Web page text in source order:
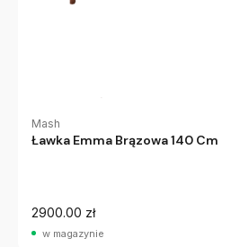
Mash
Ławka Emma Brązowa 140 Cm
2900.00 zł
w magazynie